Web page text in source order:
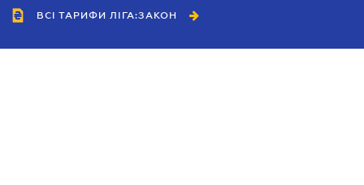
ВСІ ТАРИФИ ЛІГА:ЗАКОН